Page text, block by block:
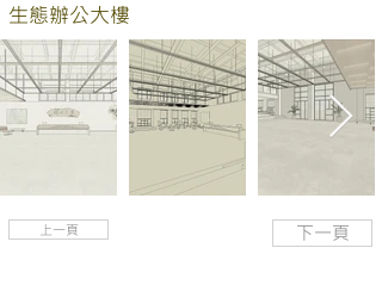
生態辦公大樓
上一頁 下一頁